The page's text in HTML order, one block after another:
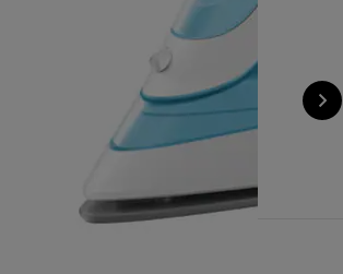
kék gőzölős vasaló